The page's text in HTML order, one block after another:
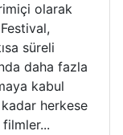
olarak
süreli
daha fazla
kabul
herkese